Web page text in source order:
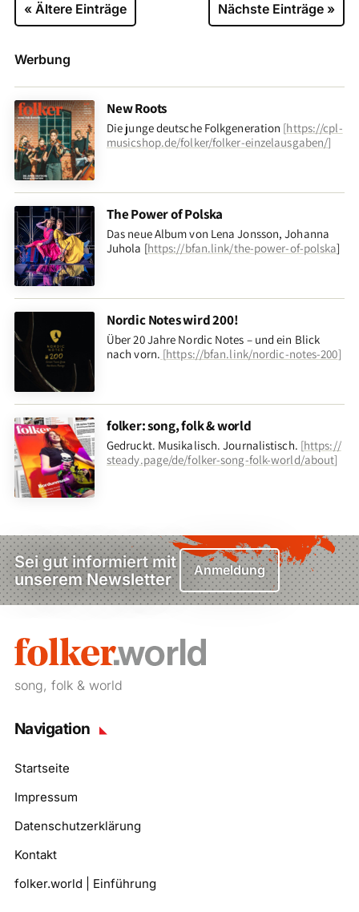
« Ältere Einträge Nächste Einträge »
Werbung
New Roots
Die junge deutsche Folkgeneration [https://cpl-
musicshop.de/folker/folker-einzelausgaben/]
The Power of Polska
Das neue Album von Lena Jonsson, Johanna
Juhola [https://bfan.link/the-power-of-polska]
Nordic Notes wird 200!
Über 20 Jahre Nordic Notes – und ein Blick
nach vorn. [https://bfan.link/nordic-notes-200]
folker: song, folk & world
Gedruckt. Musikalisch. Journalistisch. [https://
steady.page/de/folker-song-folk-world/about]
Sei gut informiert mit
unserem Newsletter
Anmeldung
song, folk & world
Navigation
Startseite
Impressum
Datenschutzerklärung
Kontakt
folker.world | Einführung